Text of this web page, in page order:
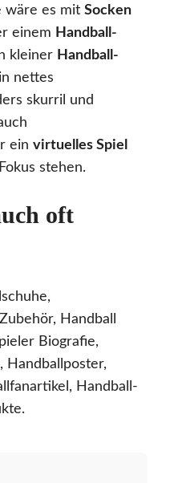
wäre es mit Socken
einem Handball-
kleiner Handball-
nettes
skurril und
ein virtuelles Spiel
stehen.
oft
Handball
Biografie,
Handballposter,
Handball-